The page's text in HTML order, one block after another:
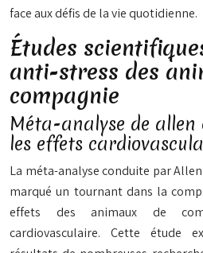
face aux défis de la vie quotidienne.
Études
anti-stress des
compagnie
Méta-analyse de allen
les effets
La méta-analyse conduite par
marqué un tournant dans la
effets des animaux de
cardiovasculaire. Cette étude